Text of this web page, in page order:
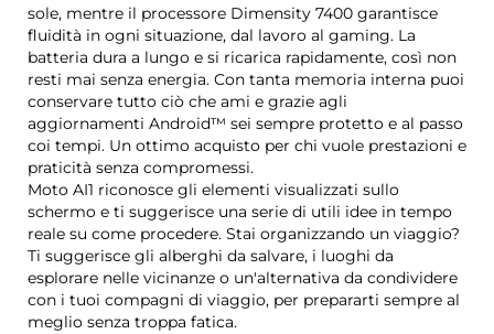
sole, mentre il processore Dimensity 7400 garantisce
fluidità in ogni situazione, dal lavoro al gaming. La
batteria dura a lungo e si ricarica rapidamente, così non
resti mai senza energia. Con tanta memoria interna puoi
conservare tutto ciò che ami e grazie agli
aggiornamenti Android™ sei sempre protetto e al passo
coi tempi. Un ottimo acquisto per chi vuole prestazioni e
praticità senza compromessi.
Moto AI1 riconosce gli elementi visualizzati sullo
schermo e ti suggerisce una serie di utili idee in tempo
reale su come procedere. Stai organizzando un viaggio?
Ti suggerisce gli alberghi da salvare, i luoghi da
esplorare nelle vicinanze o un'alternativa da condividere
con i tuoi compagni di viaggio, per prepararti sempre al
meglio senza troppa fatica.